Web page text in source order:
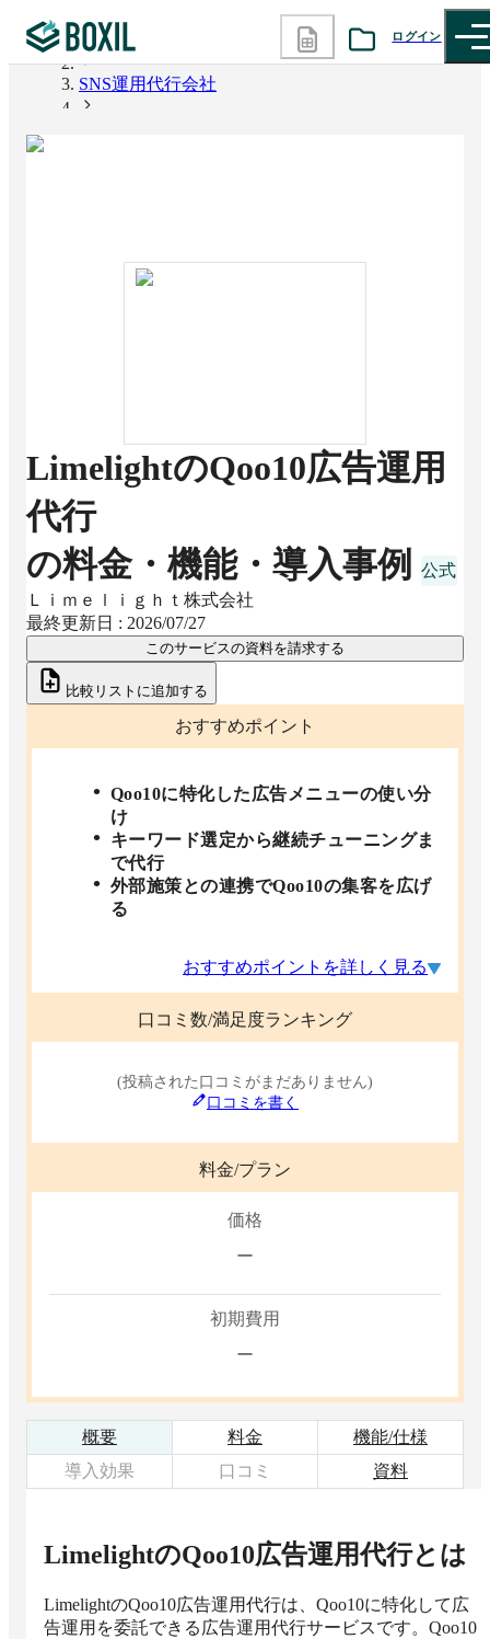
ログイン
カテゴリから探す
BOXILの使い方ガイド
BOXIL
SNS運用代行会社
LimelightのQoo10広告運用
代行
の料金・機能・導入事例
Ｌｉｍｅｌｉｇｈｔ株式会社
最終更新日 : 2026/07/27
このサービスの資料を請求する
比較リストに追加する
おすすめポイント
Qoo10に特化した広告メニューの使い分
け
キーワード選定から継続チューニングま
で代行
外部施策との連携でQoo10の集客を広げ
る
おすすめポイントを詳しく見る
口コミ数/満足度ランキング
(投稿された口コミがまだありません)
口コミを書く
料金/プラン
価格
ー
初期費用
ー
概要 料金
機能/仕様
導入効果
口コミ 資料
LimelightのQoo10広告運用代行とは
LimelightのQoo10広告運用代行は、Qoo10に特化して広
告運用を委託できる広告運用代行サービスです。Qoo10